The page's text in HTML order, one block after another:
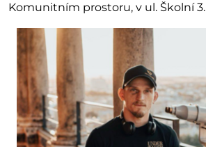
Komunitním prostoru, v ul. Školní 3.